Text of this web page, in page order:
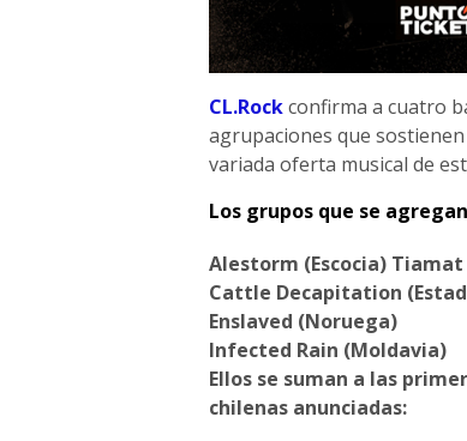
CL.Rockconfirma a cuatro
agrupaciones que
variada oferta musical de
Los grupos que se
Alestorm (Escocia) Tiamat
Cattle Decapitation
Enslaved (Noruega)
Infected Rain (Moldavia)
Ellos se suman a las
chilenas anunciadas: